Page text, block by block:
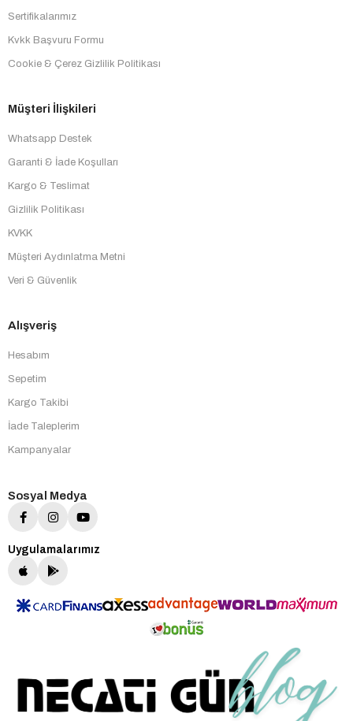
Sertifikalarımız
Kvkk Başvuru Formu
Cookie & Çerez Gizlilik Politikası
Müşteri İlişkileri
Whatsapp Destek
Garanti & İade Koşulları
Kargo & Teslimat
Gizlilik Politikası
KVKK
Müşteri Aydınlatma Metni
Veri & Güvenlik
Alışveriş
Hesabım
Sepetim
Kargo Takibi
İade Taleplerim
Kampanyalar
Sosyal Medya
Uygulamalarımız